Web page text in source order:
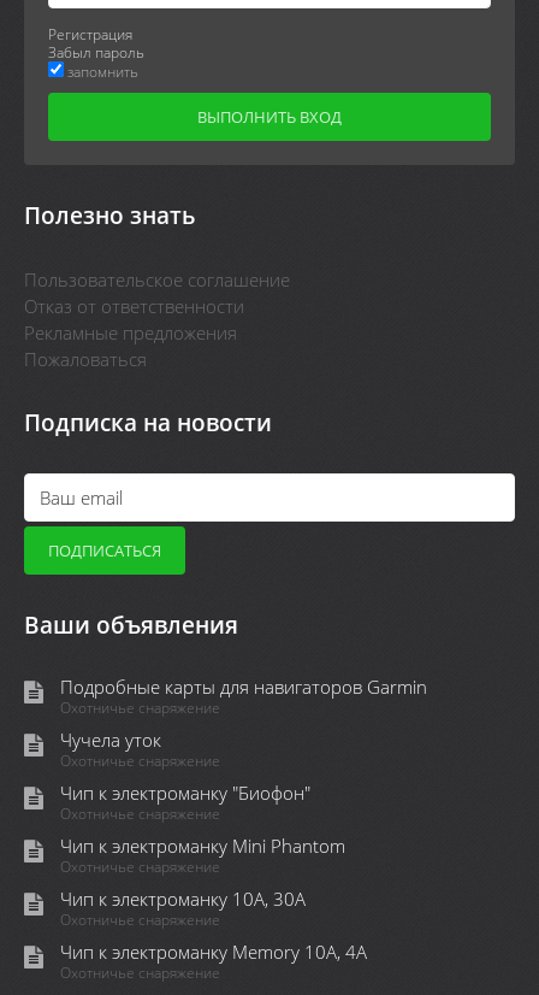
Регистрация
Забыл пароль
запомнить
Полезно знать
Пользовательское соглашение
Отказ от ответственности
Рекламные предложения
Пожаловаться
Подписка на новости
Ваши объявления
Подробные карты для навигаторов Garmin
Охотничье снаряжение
Чучела уток
Охотничье снаряжение
Чип к электроманку "Биофон"
Охотничье снаряжение
Чип к электроманку Mini Phantom
Охотничье снаряжение
Чип к электроманку 10А, 30А
Охотничье снаряжение
Чип к электроманку Memory 10A, 4А
Охотничье снаряжение